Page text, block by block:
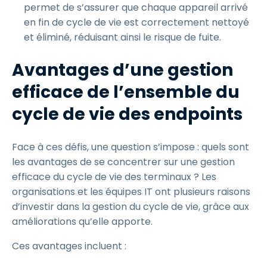
permet de s’assurer que chaque appareil arrivé
en fin de cycle de vie est correctement nettoyé
et éliminé, réduisant ainsi le risque de fuite.
Avantages d’une gestion
efficace de l’ensemble du
cycle de vie des endpoints
Face à ces défis, une question s’impose : quels sont
les avantages de se concentrer sur une gestion
efficace du cycle de vie des terminaux ? Les
organisations et les équipes IT ont plusieurs raisons
d’investir dans la gestion du cycle de vie, grâce aux
améliorations qu’elle apporte.
Ces avantages incluent :